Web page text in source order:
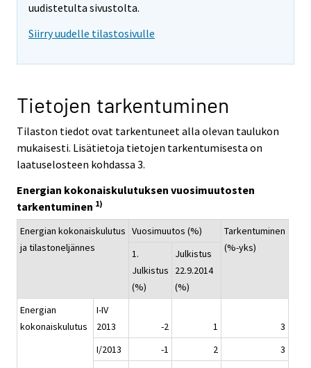
uudistetulta sivustolta.
Siirry uudelle tilastosivulle
Tietojen tarkentuminen
Tilaston tiedot ovat tarkentuneet alla olevan taulukon
mukaisesti. Lisätietoja tietojen tarkentumisesta on
laatuselosteen kohdassa 3.
Energian kokonaiskulutuksen vuosimuutosten
tarkentuminen 1)
Energian kokonaiskulutus
ja tilastoneljännes
Vuosimuutos (%)
Tarkentuminen
(%-yks)
1.
Julkistus
(%)
Julkistus
22.9.2014
(%)
Energian
kokonaiskulutus
I-IV
2013
-2 1
3
I/2013
-1 2
3